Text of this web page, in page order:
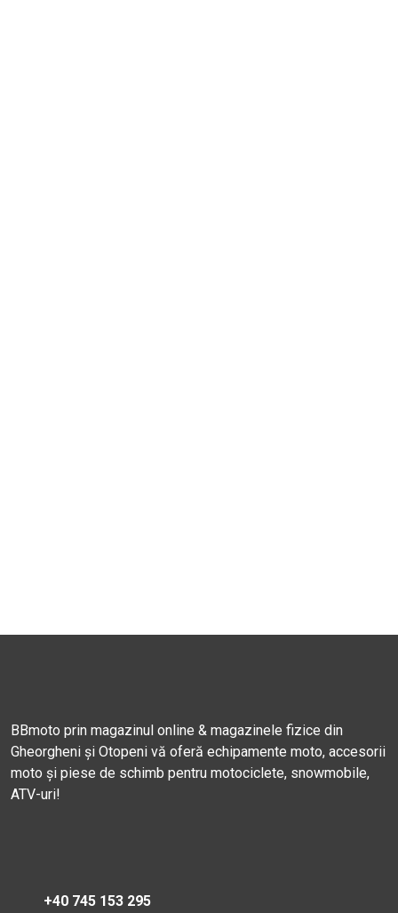
BBmoto prin magazinul online & magazinele fizice din
Gheorgheni și Otopeni vă oferă echipamente moto, accesorii
moto și piese de schimb pentru motociclete, snowmobile,
ATV-uri!
+40 745 153 295